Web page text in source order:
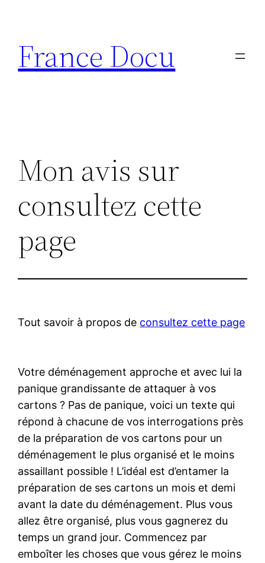
contenu
France Docu
Mon avis sur
consultez cette
page
Tout savoir à propos de consultez cette page
Votre déménagement approche et avec lui la
panique grandissante de attaquer à vos
cartons ? Pas de panique, voici un texte qui
répond à chacune de vos interrogations près
de la préparation de vos cartons pour un
déménagement le plus organisé et le moins
assaillant possible ! L’idéal est d’entamer la
préparation de ses cartons un mois et demi
avant la date du déménagement. Plus vous
allez être organisé, plus vous gagnerez du
temps un grand jour. Commencez par
emboîter les choses que vous gérez le moins